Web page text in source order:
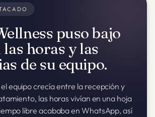
puso bajo
horas y las
de su equipo.
equipo crecía entre la recepción y
las horas vivían en una hoja
libre acababa en WhatsApp, así